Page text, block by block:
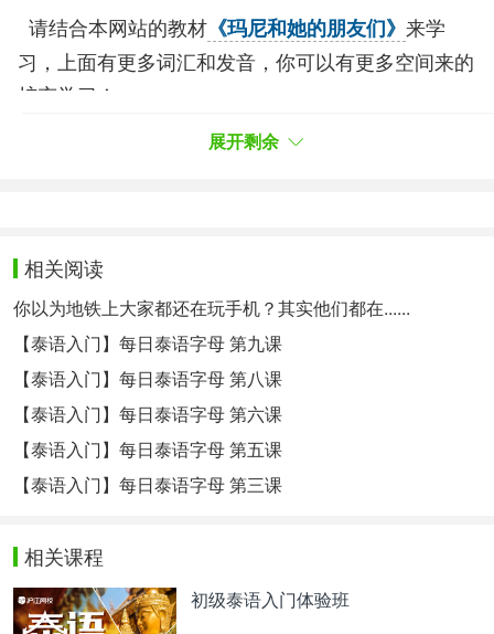
请结合本网站的教材 《玛尼和她的朋友们》 来学
习，上面有更多词汇和发音，你可以有更多空间来的
扩充学习！
展开剩余
相关阅读
你以为地铁上大家都还在玩手机？其实他们都在......
【泰语入门】每日泰语字母 第九课
【泰语入门】每日泰语字母 第八课
【泰语入门】每日泰语字母 第六课
【泰语入门】每日泰语字母 第五课
【泰语入门】每日泰语字母 第三课
相关课程
初级泰语入门体验班